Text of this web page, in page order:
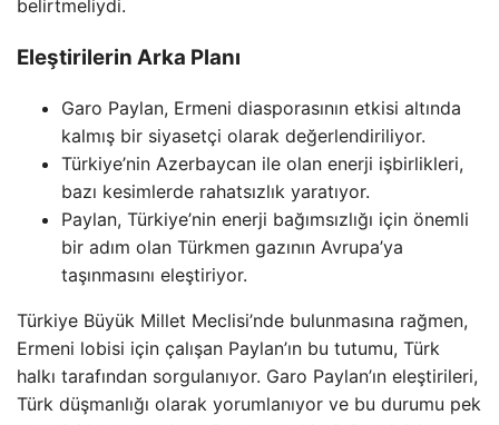
belirtmeliydi.
Eleştirilerin Arka Planı
Garo Paylan, Ermeni diasporasının etkisi altında
kalmış bir siyasetçi olarak değerlendiriliyor.
Türkiye’nin Azerbaycan ile olan enerji işbirlikleri,
bazı kesimlerde rahatsızlık yaratıyor.
Paylan, Türkiye’nin enerji bağımsızlığı için önemli
bir adım olan Türkmen gazının Avrupa’ya
taşınmasını eleştiriyor.
Türkiye Büyük Millet Meclisi’nde bulunmasına rağmen,
Ermeni lobisi için çalışan Paylan’ın bu tutumu, Türk
halkı tarafından sorgulanıyor. Garo Paylan’ın eleştirileri,
Türk düşmanlığı olarak yorumlanıyor ve bu durumu pek